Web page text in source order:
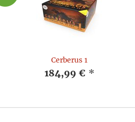
Cerberus 1
184,99 € *